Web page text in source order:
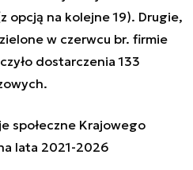
opcją na kolejne 19). Drugie,
w czerwcu br. firmie
dostarczenia 133
społeczne Krajowego
lata 2021-2026